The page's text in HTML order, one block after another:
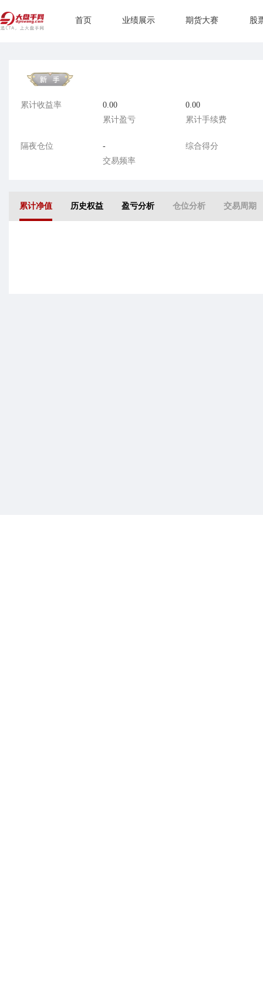
首页 业绩展示 期货大赛 股
累计收益率
0.00
累计盈亏
0.00
累计手续费
隔夜仓位
-
交易频率
综合得分
累计净值 历史权益 盈亏分析 仓位分析 交易周期